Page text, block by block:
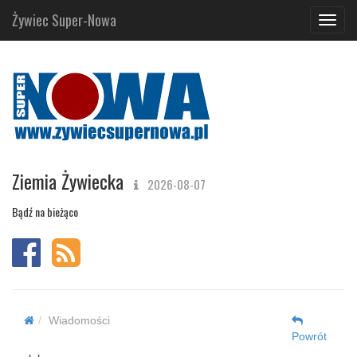
Żywiec Super-Nowa
Ziemia Żywiecka 2026-08-07
Bądź na bieżąco
Wiadomości
Powrót